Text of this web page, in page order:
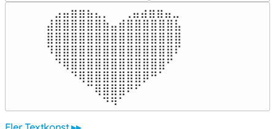
⠀⣠⣤⣶⣶⣦⣄⡀  ⠀⢀⣤⣴⣶⣶⣤⣀⠀
⣼⣿⣿⣿⣿⣿⣿⣷⣤⣾⣿⣿⣿⣿⣿⣿⣧
⣿⣿⣿⣿⣿⣿⣿⣿⣿⣿⣿⣿⣿⣿⣿⣿⣿
⠹⣿⣿⣿⣿⣿⣿⣿⣿⣿⣿⣿⣿⣿⣿⣿⠏
⠀⠙⢿⣿⣿⣿⣿⣿⣿⣿⣿⣿⣿⣿⣿⠋⠀
⠀⠀⠀⠙⢿⣿⣿⣿⣿⣿⣿⣿⡿⠛⠁⠀⠀
⠀⠀⠀⠀⠀⠉⢿⣿⣿⣿⠟⠋⠀⠀⠀⠀⠀
⠀⠀⠀⠀⠀⠀⠀⠙⠻⠁⠀⠀⠀⠀⠀⠀⠀⠀⠀⠀⠀⠀⠀